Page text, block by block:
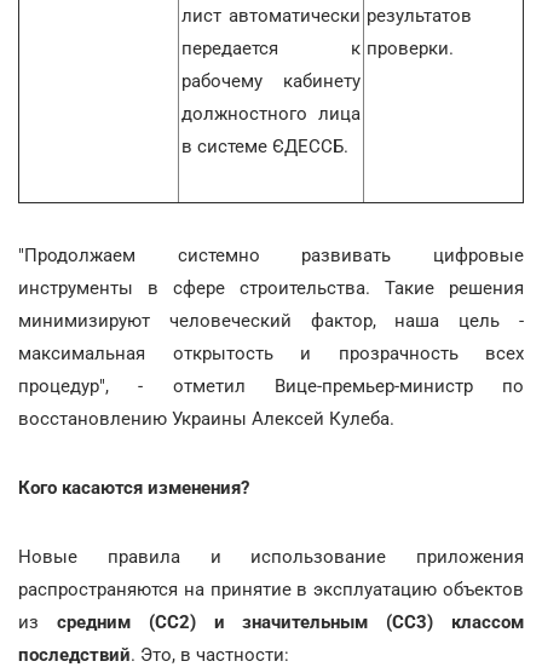
лист автоматически
передается к
рабочему кабинету
должностного лица
в системе ЄДЕССБ.
результатов
проверки.
"Продолжаем системно развивать цифровые
инструменты в сфере строительства. Такие решения
минимизируют человеческий фактор, наша цель -
максимальная открытость и прозрачность всех
процедур", - отметил Вице-премьер-министр по
восстановлению Украины Алексей Кулеба.
Кого касаются изменения?
Новые правила и использование приложения
распространяются на принятие в эксплуатацию объектов
из средним (СС2) и значительным (СС3) классом
последствий. Это, в частности: